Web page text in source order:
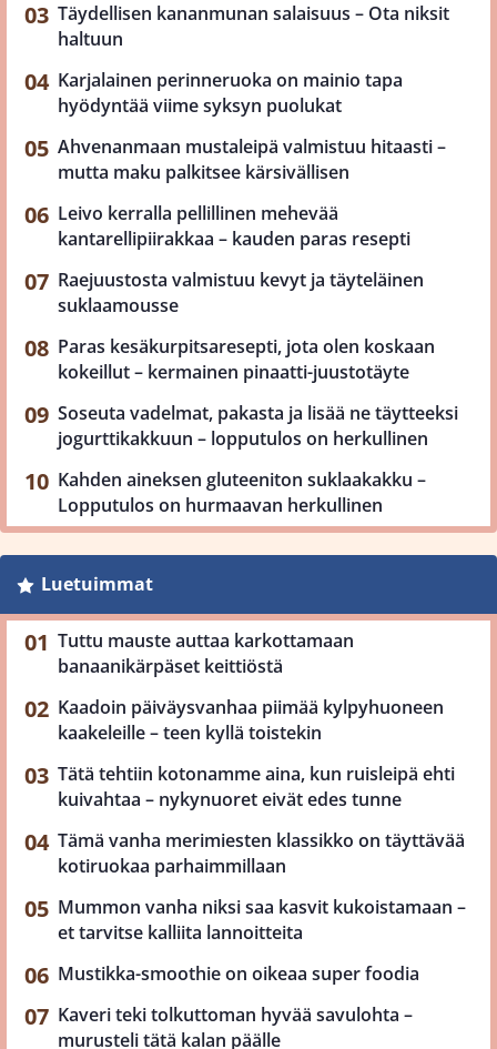
Täydellisen kananmunan salaisuus – Ota niksit
haltuun
Karjalainen perinneruoka on mainio tapa
hyödyntää viime syksyn puolukat
Ahvenanmaan mustaleipä valmistuu hitaasti –
mutta maku palkitsee kärsivällisen
Leivo kerralla pellillinen mehevää
kantarellipiirakkaa – kauden paras resepti
Raejuustosta valmistuu kevyt ja täyteläinen
suklaamousse
Paras kesäkurpitsaresepti, jota olen koskaan
kokeillut – kermainen pinaatti-juustotäyte
Soseuta vadelmat, pakasta ja lisää ne täytteeksi
jogurttikakkuun – lopputulos on herkullinen
Kahden aineksen gluteeniton suklaakakku –
Lopputulos on hurmaavan herkullinen
Luetuimmat
Tuttu mauste auttaa karkottamaan
banaanikärpäset keittiöstä
Kaadoin päiväysvanhaa piimää kylpyhuoneen
kaakeleille – teen kyllä toistekin
Tätä tehtiin kotonamme aina, kun ruisleipä ehti
kuivahtaa – nykynuoret eivät edes tunne
Tämä vanha merimiesten klassikko on täyttävää
kotiruokaa parhaimmillaan
Mummon vanha niksi saa kasvit kukoistamaan –
et tarvitse kalliita lannoitteita
Mustikka-smoothie on oikeaa super foodia
Kaveri teki tolkuttoman hyvää savulohta –
murusteli tätä kalan päälle